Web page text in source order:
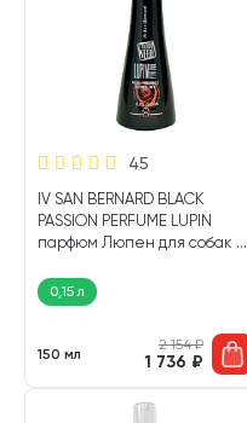
45
IV SAN BERNARD BLACK
PASSION PERFUME LUPIN
парфюм Люпен для собак и
0,15 л
150 мл
2 154₽
1 736 ₽